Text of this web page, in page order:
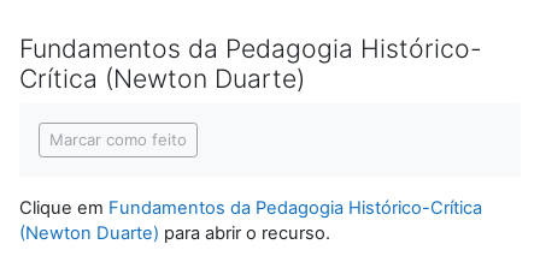
Fundamentos da Pedagogia Histórico-
Crítica (Newton Duarte)
Marcar como feito
Clique em Fundamentos da Pedagogia Histórico-Crítica
(Newton Duarte) para abrir o recurso.